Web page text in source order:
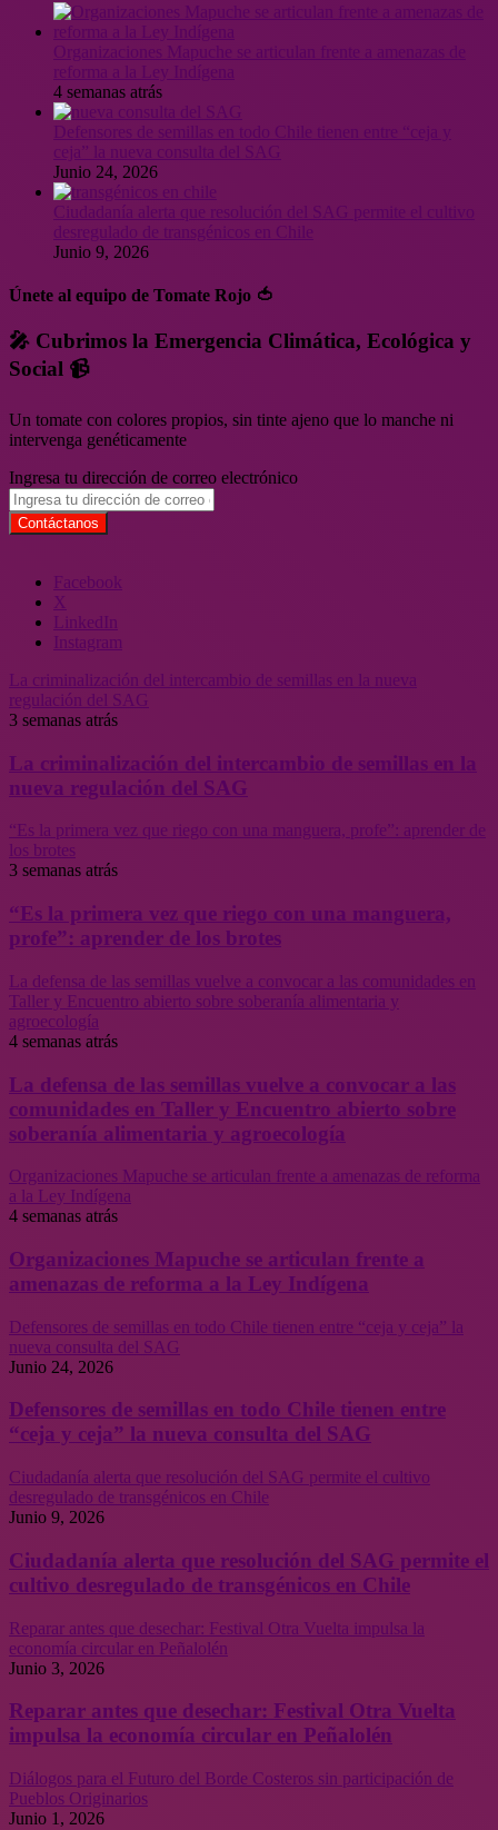
4 semanas atrás
Junio 24, 2026
Ciudadanía alerta que resolución del SAG permite el cultivo
desregulado de transgénicos en Chile
Junio 9, 2026
Únete al equipo de Tomate Rojo 🍅
🎤 Cubrimos la Emergencia Climática, Ecológica y
Social 📹
Un tomate con colores propios, sin tinte ajeno que lo manche ni
intervenga genéticamente
Ingresa tu dirección de correo electrónico
Facebook
X
LinkedIn
Instagram
La criminalización del intercambio de semillas en la nueva
regulación del SAG
3 semanas atrás
La criminalización del intercambio de semillas en la
nueva regulación del SAG
“Es la primera vez que riego con una manguera, profe”: aprender de
los brotes
3 semanas atrás
“Es la primera vez que riego con una manguera,
profe”: aprender de los brotes
La defensa de las semillas vuelve a convocar a las comunidades en
Taller y Encuentro abierto sobre soberanía alimentaria y
agroecología
4 semanas atrás
La defensa de las semillas vuelve a convocar a las
comunidades en Taller y Encuentro abierto sobre
soberanía alimentaria y agroecología
Organizaciones Mapuche se articulan frente a amenazas de reforma
a la Ley Indígena
4 semanas atrás
Organizaciones Mapuche se articulan frente a
amenazas de reforma a la Ley Indígena
Defensores de semillas en todo Chile tienen entre “ceja y ceja” la
nueva consulta del SAG
Junio 24, 2026
Defensores de semillas en todo Chile tienen entre
“ceja y ceja” la nueva consulta del SAG
Ciudadanía alerta que resolución del SAG permite el cultivo
desregulado de transgénicos en Chile
Junio 9, 2026
Ciudadanía alerta que resolución del SAG permite el
cultivo desregulado de transgénicos en Chile
Reparar antes que desechar: Festival Otra Vuelta impulsa la
economía circular en Peñalolén
Junio 3, 2026
Reparar antes que desechar: Festival Otra Vuelta
impulsa la economía circular en Peñalolén
Diálogos para el Futuro del Borde Costeros sin participación de
Pueblos Originarios
Junio 1, 2026